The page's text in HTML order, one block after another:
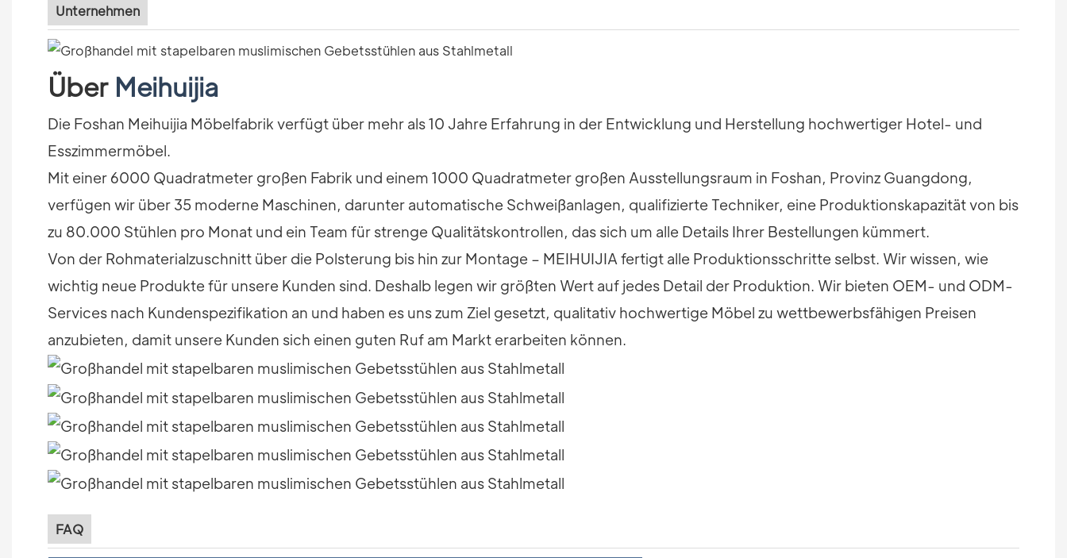
Unternehmen
Über Meihuijia
Die Foshan Meihuijia Möbelfabrik verfügt über mehr als 10 Jahre Erfahrung in der Entwicklung und Herstellung hochwertiger Hotel- und
Esszimmermöbel.
Mit einer 6000 Quadratmeter großen Fabrik und einem 1000 Quadratmeter großen Ausstellungsraum in Foshan, Provinz Guangdong,
verfügen wir über 35 moderne Maschinen, darunter automatische Schweißanlagen, qualifizierte Techniker, eine Produktionskapazität von bis
zu 80.000 Stühlen pro Monat und ein Team für strenge Qualitätskontrollen, das sich um alle Details Ihrer Bestellungen kümmert.
Von der Rohmaterialzuschnitt über die Polsterung bis hin zur Montage – MEIHUIJIA fertigt alle Produktionsschritte selbst. Wir wissen, wie
wichtig neue Produkte für unsere Kunden sind. Deshalb legen wir größten Wert auf jedes Detail der Produktion. Wir bieten OEM- und ODM-
Services nach Kundenspezifikation an und haben es uns zum Ziel gesetzt, qualitativ hochwertige Möbel zu wettbewerbsfähigen Preisen
anzubieten, damit unsere Kunden sich einen guten Ruf am Markt erarbeiten können.
FAQ